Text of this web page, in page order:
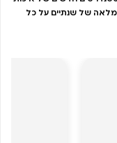
מלאה של שנתיים על כל